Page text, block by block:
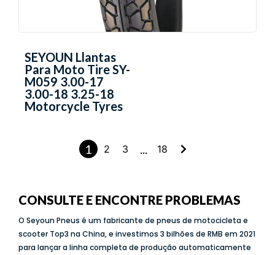
SEYOUN Llantas
Para Moto Tire SY-
M059 3.00-17
3.00-18 3.25-18
Motorcycle Tyres
1 2 3 ... 18
CONSULTE E ENCONTRE PROBLEMAS
O Seyoun Pneus é um fabricante de pneus de motocicleta e
scooter Top3 na China, e investimos 3 bilhões de RMB em 2021
para lançar a linha completa de produção automaticamente